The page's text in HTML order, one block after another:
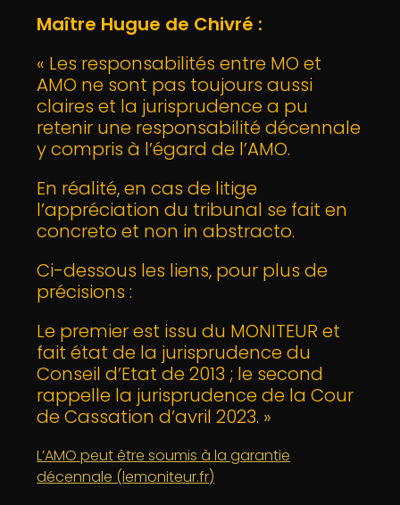
Maître Hugue de Chivré :
« Les responsabilités entre MO et
AMO ne sont pas toujours aussi
claires et la jurisprudence a pu
retenir une responsabilité décennale
y compris à l’égard de l’AMO.
En réalité, en cas de litige
l’appréciation du tribunal se fait en
concreto et non in abstracto.
Ci-dessous les liens, pour plus de
précisions :
Le premier est issu du MONITEUR et
fait état de la jurisprudence du
Conseil d’Etat de 2013 ; le second
rappelle la jurisprudence de la Cour
de Cassation d’avril 2023. »
L’AMO peut être soumis à la garantie
décennale (lemoniteur.fr)